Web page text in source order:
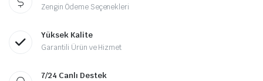
Zengin Ödeme Seçenekleri
Yüksek Kalite
Garantili Ürün ve Hizmet
7/24 Canlı Destek